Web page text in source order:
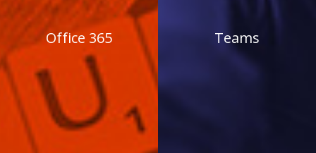
Office 365 Teams